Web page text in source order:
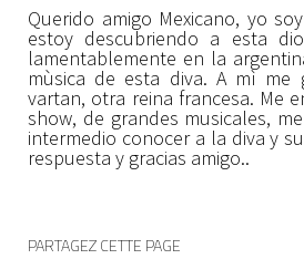
Querido amigo Mexicano, yo
estoy descubriendo a esta
lamentablemente en la
mùsica de esta diva. A mì me
vartan, otra reina francesa. Me
show, de grandes musicales,
intermedio conocer a la diva y
respuesta y gracias amigo..
PARTAGEZ CETTE PAGE